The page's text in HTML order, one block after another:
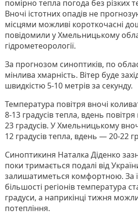
помірно тепла погода без різких
Вночі істотних опадів не
місцями можливі короткочасні
повідомили у Хмельницькому
гідрометеорології.
За прогнозом синоптиків, по
мінлива хмарність. Вітер буде
швидкістю 5-10 метрів за секунду.
Температура повітря вночі
8-13 градусів тепла, вдень
23 градусів. У Хмельницькому
12 градусів тепла, вдень — 20-22
Синоптикиня Наталка Діденко
поки тримається подалі від
залишатиметься комфортною. За
більшості регіонів температура
градуси, а наприкінці тижня
потепління.